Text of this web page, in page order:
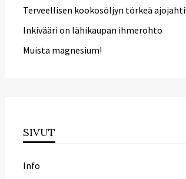
Terveellisen kookosöljyn törkeä ajojahti
Inkivääri on lähikaupan ihmerohto
Muista magnesium!
SIVUT
Info